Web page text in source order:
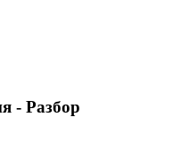
- Разбор